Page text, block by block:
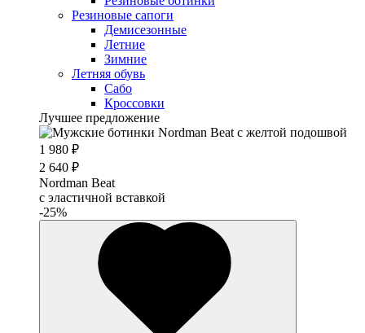
Резиновые сапоги
Демисезонные
Летние
Зимние
Летняя обувь
Сабо
Кроссовки
Лучшее предложение
1 980 ₽
2 640 ₽
Nordman Beat
с эластичной вставкой
-25%